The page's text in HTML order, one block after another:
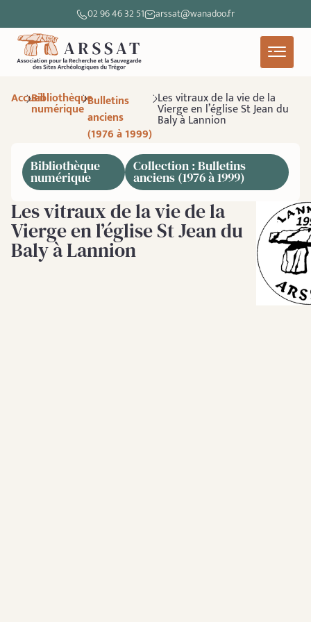
02 96 46 32 51 arssat@wanadoo.fr
AccueilBibliothèque
numériqueBulletins
anciens
(1976 à 1999)
Les vitraux de la vie de la
Vierge en l’église St Jean du
Baly à Lannion
Bibliothèque
numérique
Collection : Bulletins
anciens (1976 à 1999)
Les vitraux de la vie de la
Vierge en l’église St Jean du
Baly à Lannion